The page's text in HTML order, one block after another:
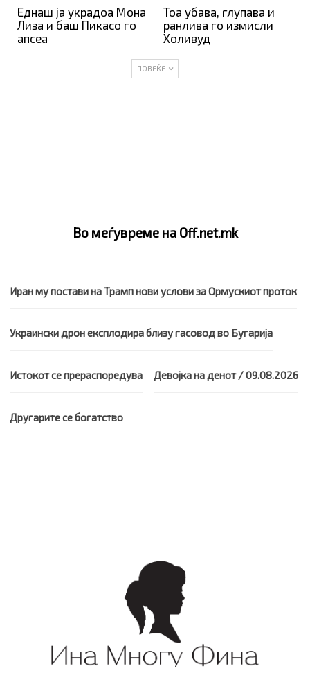
Еднаш ја украдоа Мона
Лиза и баш Пикасо го
апсеа
Тоа убава, глупава и
ранлива го измисли
Холивуд
ПОВЕЌЕ
Во меѓувреме на Off.net.mk
Иран му постави на Трамп нови услови за Ормускиот проток
Украински дрон експлодира близу гасовод во Бугарија
Истокот се прераспоредува Девојка на денот / 09.08.2026
Другарите се богатство